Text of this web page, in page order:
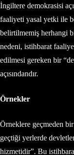
İngiltere demokrasisi
faaliyeti yasal yetki ile
belirtilmemiş herhangi
nedeni, istihbarat
edilmesi gereken bir
açısındandır.
Örnekler
Örneklere geçmeden
geçtiği yerlerde
hizmetidir”. Bu